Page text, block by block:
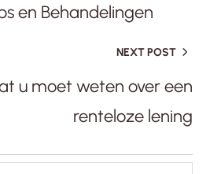
en Behandelingen
NEXT POST
u moet weten over een
renteloze lening